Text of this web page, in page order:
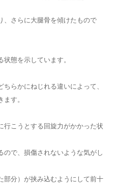
、さらに大腿骨を傾けたもので
態を示しています。
らかにねじれる違いによって、
す。
行こうとする回旋力がかかった状
ので、損傷されないような気がし
部分）が挟み込むようにして前十